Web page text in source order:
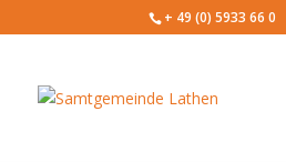
+ 49 (0) 5933 66 0